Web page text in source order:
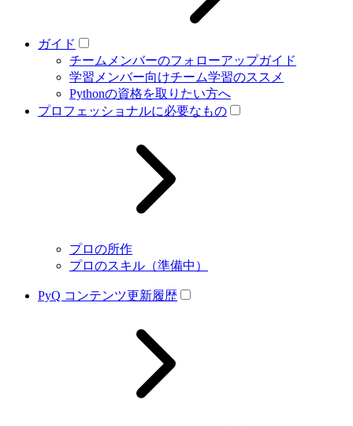
ガイド
チームメンバーのフォローアップガイド
学習メンバー向けチーム学習のススメ
Pythonの資格を取りたい方へ
プロフェッショナルに必要なもの
プロの所作
プロのスキル（準備中）
PyQ コンテンツ更新履歴